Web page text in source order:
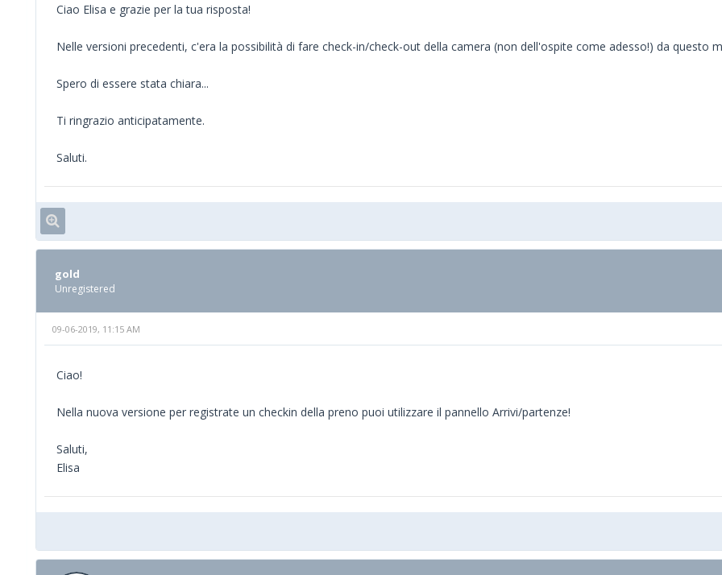
Ciao Elisa e grazie per la tua risposta!
Nelle versioni precedenti, c'era la possibilità di fare check-in/check-out della camera (non dell'ospite come adesso!) da questo
Spero di essere stata chiara...
Ti ringrazio anticipatamente.
Saluti.
gold
Unregistered
09-06-2019, 11:15 AM
Ciao!
Nella nuova versione per registrate un checkin della preno puoi utilizzare il pannello Arrivi/partenze!
Saluti,
Elisa